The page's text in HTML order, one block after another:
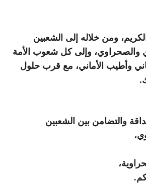
ومن خلاله إلى الشعبين
والصحراوي، وإلى كل شعوب الأمة
وأطيب الأماني، مع قرب حلول
والتضامن بين الشعبين